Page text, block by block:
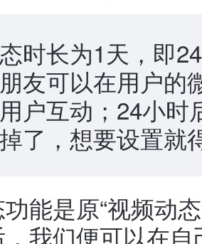
时长为1天，即
友可以在用户的
户互动；24小时
了，想要设置就
能是原“视频动
我们便可以在